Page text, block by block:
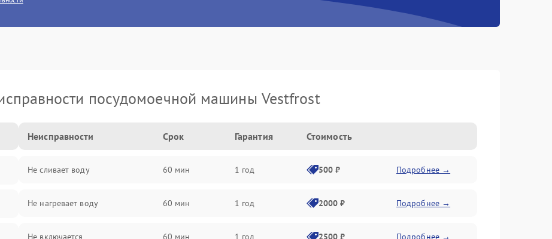
посудомоечной машины Vestfrost
Неисправности Срок Гарантия Стоимость
Не сливает воду 60 мин 1 год 500 ₽ Подробнее →
Не нагревает воду 60 мин 1 год 2000 ₽ Подробнее →
Не включается 60 мин 1 год 2500 ₽ Подробнее →